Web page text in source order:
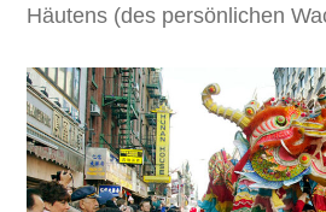
Häutens (des persönlichen